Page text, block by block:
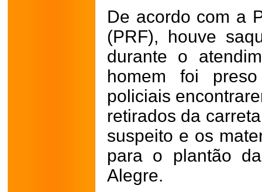
De acordo com a
(PRF), houve
durante o
homem foi
policiais
retirados da
suspeito e os
para o plantão
Alegre.